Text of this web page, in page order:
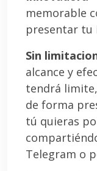
memorable
presentar tu
Sin
alcance y
tendrá
de forma
tú quieras
Telegram o